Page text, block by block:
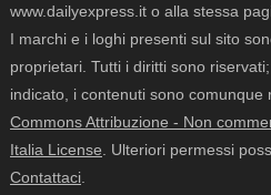
www.dailyexpress.it o alla stessa
I marchi e i loghi presenti sul sito
proprietari. Tutti i diritti sono
indicato, i contenuti sono comunque
Commons Attribuzione - Non
Italia License . Ulteriori permessi
Contattaci